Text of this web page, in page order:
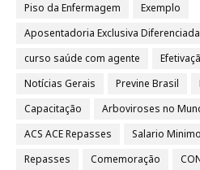
Piso da Enfermagem
Exemplo
Aposentadoria Exclusiva Diferenciada
curso saúde com agente
Notícias Gerais
Previne Brasil
Capacitação
Arboviroses no
ACS ACE Repasses
Salario Minimo
Repasses
Comemoração